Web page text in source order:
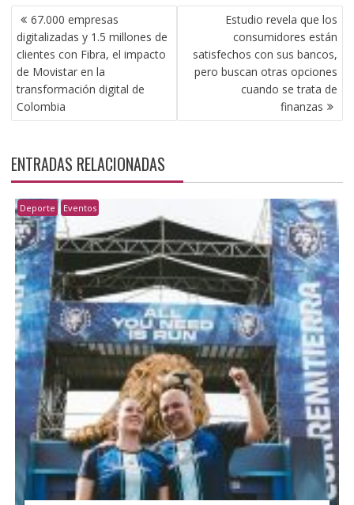
NAVEGACIÓN
DE
ENTRADAS
67.000 empresas
digitalizadas y 1.5 millones de
clientes con Fibra, el impacto
de Movistar en la
transformación digital de
Colombia
Estudio revela que los
consumidores están
satisfechos con sus bancos,
pero buscan otras opciones
cuando se trata de
finanzas
ENTRADAS RELACIONADAS
Deporte Eventos